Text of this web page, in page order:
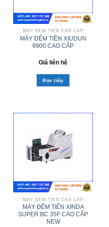
MÁY ĐẾM TIỀN CAO CẤP
MÁY ĐẾM TIỀN XIUDUN
9900 CAO CẤP
Giá liên hệ
Đọc tiếp
MÁY ĐẾM TIỀN CAO CẤP
MÁY ĐẾM TIỀN XINDA
SUPER BC 35F CAO CẤP
NEW